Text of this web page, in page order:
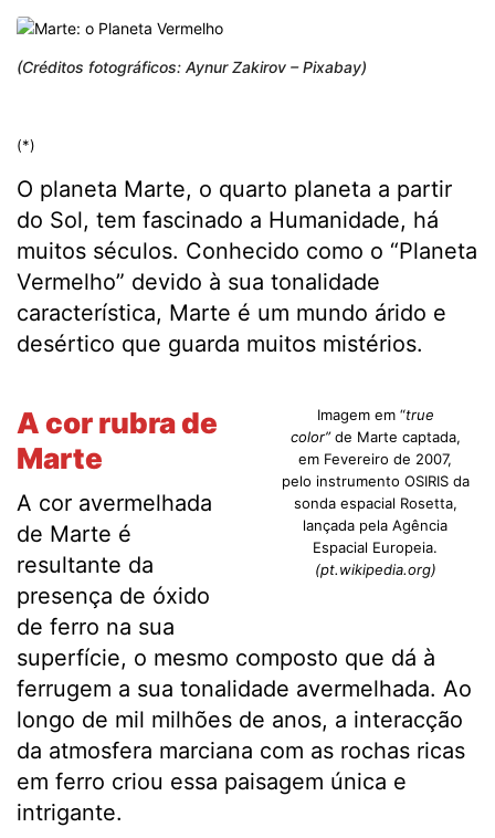
(Créditos fotográficos: Aynur Zakirov – Pixabay)
(*)
O planeta Marte, o quarto planeta a partir
do Sol, tem fascinado a Humanidade, há
muitos séculos. Conhecido como o “Planeta
Vermelho” devido à sua tonalidade
característica, Marte é um mundo árido e
desértico que guarda muitos mistérios.
Imagem em “true
color”de Marte captada,
em Fevereiro de 2007,
pelo instrumento OSIRIS da
sonda espacial Rosetta,
lançada pela Agência
Espacial Europeia.
(pt.wikipedia.org)
A cor rubra de
Marte
A cor avermelhada
de Marte é
resultante da
presença de óxido
de ferro na sua
superfície, o mesmo composto que dá à
ferrugem a sua tonalidade avermelhada. Ao
longo de mil milhões de anos, a interacção
da atmosfera marciana com as rochas ricas
em ferro criou essa paisagem única e
intrigante.